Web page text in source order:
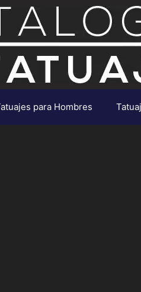
para Hombres